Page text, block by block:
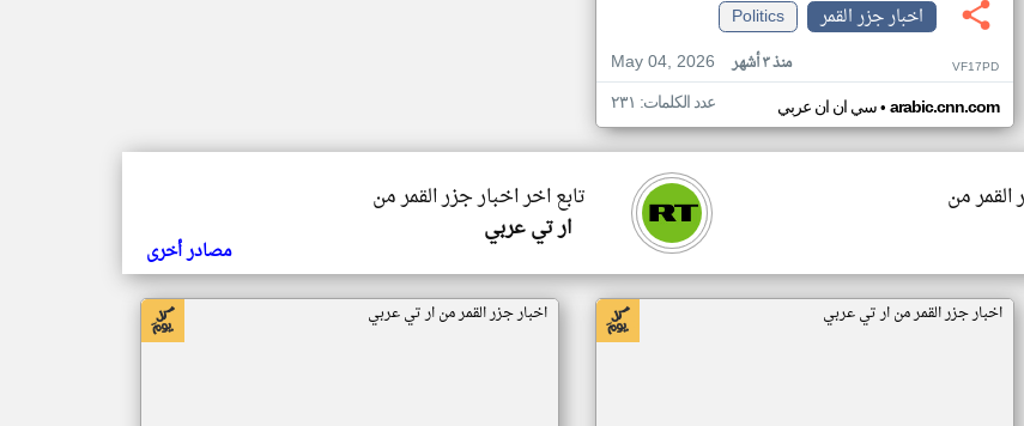
اخبار جزر القمر
Politics
May 04, 2026
منذ ٣ أشهر VF17PD
سي ان ان عربي• arabic.cnn.com عدد الكلمات: ٢٣١
تابع اخر اخبار جزر القمر من
ار تي عربي
القمر من
مصادر أخرى
اخبار جزر القمر من ار تي عربي اخبار جزر القمر من ار تي عربي